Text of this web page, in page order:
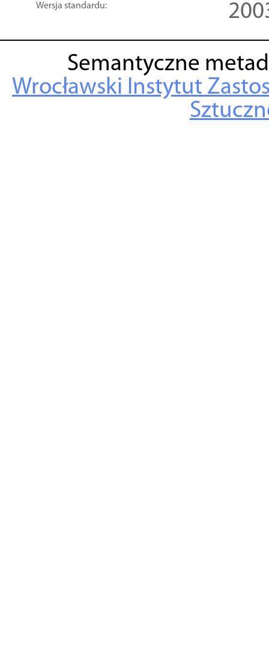
Wersja standardu:
Semantyczne
Wrocławski Instytut